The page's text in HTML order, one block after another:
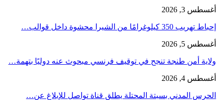
أغسطس 3, 2026
إحباط تهريب 350 كيلوغرامًا من الشيرا محشوة داخل قوالب…
أغسطس 5, 2026
ولاية أمن طنجة تنجح في توقيف فرنسي مبحوث عنه دوليًا بتهمة…
أغسطس 4, 2026
الحرس المدني بسبتة المحتلة يطلق قناة تواصل للإبلاغ عن…